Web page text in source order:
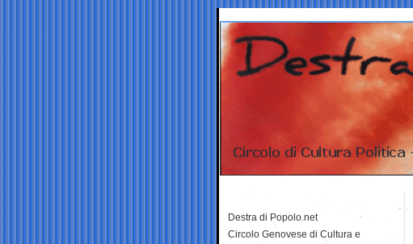
Destra di Popolo.net
Circolo Genovese di Cultura e